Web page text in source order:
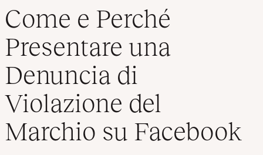
Contatti
Come e Perché
Presentare una
Denuncia di
Violazione del
Marchio su Facebook